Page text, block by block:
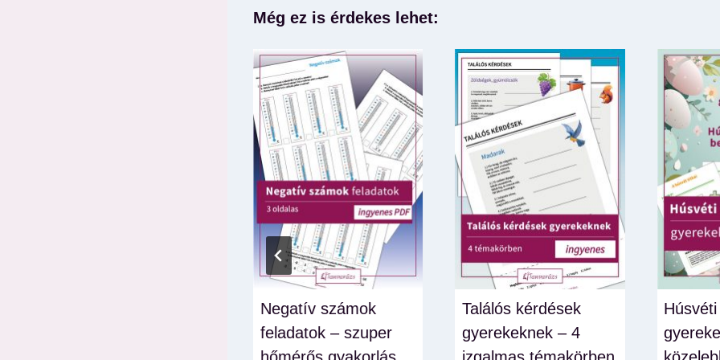
Még ez is érdekes lehet:
Negatív számok
feladatok – szuper
Találós kérdések
gyerekeknek – 4